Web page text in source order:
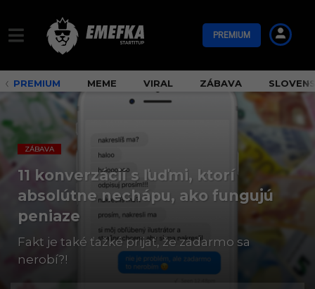
PREMIUM
PREMIUM MEME VIRAL ZÁBAVA
ZÁBAVA
11 konverzácií s ľuďmi, ktorí
absolútne nechápu, ako fungujú
peniaze
Fakt je také ťažké prijať, že zadarmo sa
nerobí?!